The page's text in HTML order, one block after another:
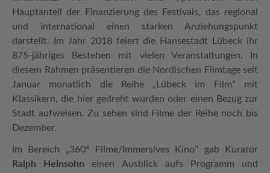
Hauptanteil der Finanzierung des Festivals, das regional
und international einen starken Anziehungspunkt
darstellt. Im Jahr 2018 feiert die Hansestadt Lübeck ihr
875-jähriges Bestehen mit vielen Veranstaltungen. In
diesem Rahmen präsentieren die Nordischen Filmtage seit
Januar monatlich die Reihe „Lübeck im Film“ mit
Klassikern, die hier gedreht wurden oder einen Bezug zur
Stadt aufweisen. Zu sehen sind Filme der Reihe noch bis
Dezember.
Im Bereich „360° Filme/Immersives Kino“ gab Kurator
Ralph Heinsohn einen Ausblick aufs Programm und